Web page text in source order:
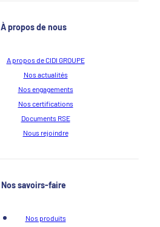
À propos de nous
A propos de CIDI GROUPE
Nos actualités
Nos engagements
Nos certifications
Documents RSE
Nous rejoindre
Nos savoirs-faire
Nos produits